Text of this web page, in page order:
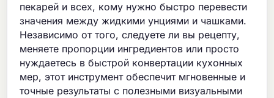
пекарей и всех, кому нужно быстро перевести
значения между жидкими унциями и чашками.
Независимо от того, следуете ли вы рецепту,
меняете пропорции ингредиентов или просто
нуждаетесь в быстрой конвертации кухонных
мер, этот инструмент обеспечит мгновенные и
точные результаты с полезными визуальными